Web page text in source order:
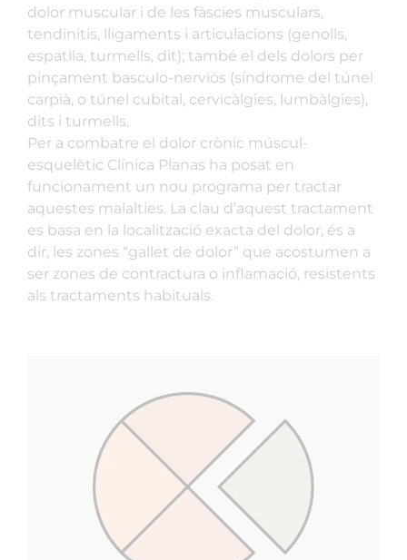
dolor muscular i de les fàscies musculars,
tendinitis, lligaments i articulacions (genolls,
espatlla, turmells, dit); també el dels dolors per
pinçament basculo-nerviós (síndrome del túnel
carpià, o túnel cubital, cervicàlgies, lumbàlgies),
dits i turmells.
Per a combatre el dolor crònic múscul-
esquelètic Clínica Planas ha posat en
funcionament un nou programa per tractar
aquestes malalties. La clau d’aquest tractament
es basa en la localització exacta del dolor, és a
dir, les zones “gallet de dolor” que acostumen a
ser zones de contractura o inflamació, resistents
als tractaments habituals.